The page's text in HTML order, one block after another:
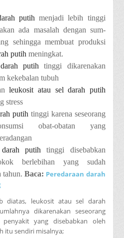
putih menjadi lebih tinggi
ada masalah dengan sum-
sehingga membuat produksi
putih meningkat.
putih tinggi dikarenakan
kekebalan tubuh
leukosit atau sel darah putih
stress
putih tinggi karena seseorang
obat-obatan yang
putih tinggi disebabkan
berlebihan yang sudah
tahun.Baca: Peredaraan darah
diatas, leukosit atau sel darah
dikarenakan seseorang
yang disebabkan oleh
itu sendiri misalnya;